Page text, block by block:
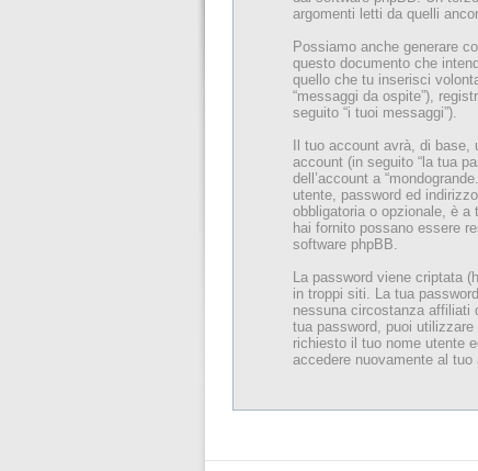
argomenti letti da quelli
Possiamo anche generare
questo documento che
quello che tu inserisci
“messaggi da ospite”),
seguito “i tuoi messaggi”).
Il tuo account avrà, di
account (in seguito “la tua
dell’account a
utente, password ed
obbligatoria o opzionale, è a
hai fornito possano essere
software phpBB.
La password viene criptata
in troppi siti. La tua
nessuna circostanza affiliati
tua password, puoi utilizzare
richiesto il tuo nome utente
accedere nuovamente al tuo